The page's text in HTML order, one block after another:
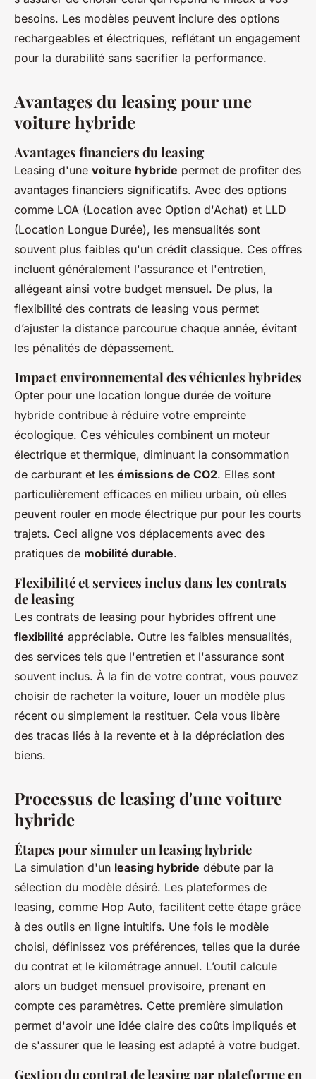
besoins. Les modèles peuvent inclure des options
rechargeables et électriques, reflétant un engagement
pour la durabilité sans sacrifier la performance.
Avantages du leasing pour une
voiture hybride
Avantages financiers du leasing
Leasing d'une voiture hybride permet de profiter des
avantages financiers significatifs. Avec des options
comme LOA (Location avec Option d'Achat) et LLD
(Location Longue Durée), les mensualités sont
souvent plus faibles qu'un crédit classique. Ces offres
incluent généralement l'assurance et l'entretien,
allégeant ainsi votre budget mensuel. De plus, la
flexibilité des contrats de leasing vous permet
d’ajuster la distance parcourue chaque année, évitant
les pénalités de dépassement.
Impact environnemental des véhicules hybrides
Opter pour une location longue durée de voiture
hybride contribue à réduire votre empreinte
écologique. Ces véhicules combinent un moteur
électrique et thermique, diminuant la consommation
de carburant et les émissions de CO2. Elles sont
particulièrement efficaces en milieu urbain, où elles
peuvent rouler en mode électrique pur pour les courts
trajets. Ceci aligne vos déplacements avec des
pratiques de mobilité durable.
Flexibilité et services inclus dans les contrats
de leasing
Les contrats de leasing pour hybrides offrent une
flexibilité appréciable. Outre les faibles mensualités,
des services tels que l'entretien et l'assurance sont
souvent inclus. À la fin de votre contrat, vous pouvez
choisir de racheter la voiture, louer un modèle plus
récent ou simplement la restituer. Cela vous libère
des tracas liés à la revente et à la dépréciation des
biens.
Processus de leasing d'une voiture
hybride
Étapes pour simuler un leasing hybride
La simulation d'un leasing hybride débute par la
sélection du modèle désiré. Les plateformes de
leasing, comme Hop Auto, facilitent cette étape grâce
à des outils en ligne intuitifs. Une fois le modèle
choisi, définissez vos préférences, telles que la durée
du contrat et le kilométrage annuel. L’outil calcule
alors un budget mensuel provisoire, prenant en
compte ces paramètres. Cette première simulation
permet d'avoir une idée claire des coûts impliqués et
de s'assurer que le leasing est adapté à votre budget.
Gestion du contrat de leasing par plateforme en